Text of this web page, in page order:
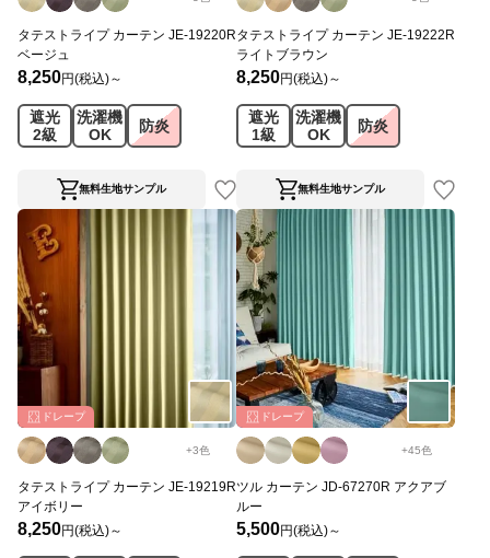
タテストライプ カーテン JE-19220R
ベージュ
8,250円(税込)～
遮光
2級
洗濯機
OK
防炎
無料生地サンプル
タテストライプ カーテン JE-19222R
ライトブラウン
8,250円(税込)～
遮光
1級
洗濯機
OK
防炎
無料生地サンプル
ドレープ
+3色
タテストライプ カーテン JE-19219R
アイボリー
8,250円(税込)～
ドレープ
+45色
ツル カーテン JD-67270R アクアブ
ルー
5,500円(税込)～